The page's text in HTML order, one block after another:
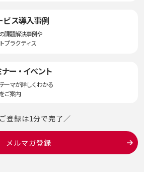
ビス導入事例
課題解決事例や
プラクティス
ナー・イベント
ーマが詳しくわかる
ご案内
登録は1分で完了／
メルマガ登録